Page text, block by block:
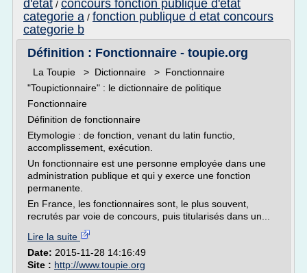
d'etat / concours fonction publique d'etat
categorie a / fonction publique d etat concours
categorie b
Définition : Fonctionnaire - toupie.org
La Toupie > Dictionnaire > Fonctionnaire
"Toupictionnaire" : le dictionnaire de politique
Fonctionnaire
Définition de fonctionnaire
Etymologie : de fonction, venant du latin functio,
accomplissement, exécution.
Un fonctionnaire est une personne employée dans une
administration publique et qui y exerce une fonction
permanente.
En France, les fonctionnaires sont, le plus souvent,
recrutés par voie de concours, puis titularisés dans un...
Lire la suite
Date: 2015-11-28 14:16:49
Site : http://www.toupie.org